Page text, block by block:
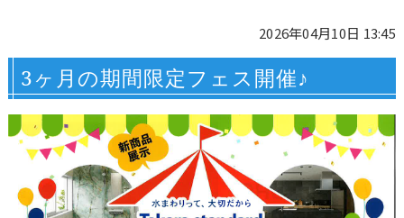
2026年04月10日 13:45
3ヶ月の期間限定フェス開催♪